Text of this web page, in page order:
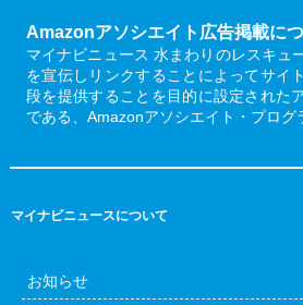
Amazonアソシエイト広告掲載に
マイナビニュース 水まわりのレスキュ
を宣伝しリンクすることによってサイ
段を提供することを目的に設定された
である、Amazonアソシエイト・プログ
マイナビニュースについて
お知らせ